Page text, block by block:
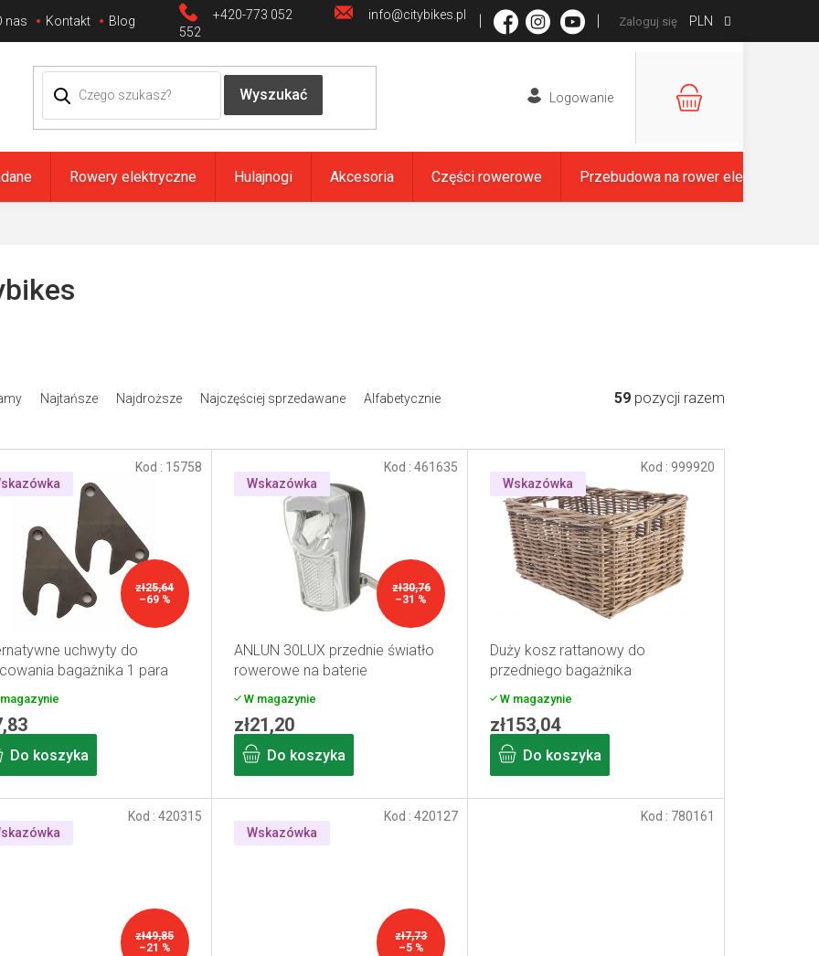
+420-773 052
552
info@citybikes.pl
nas Kontakt Blog PLN
Zaloguj się
KOSZYK
Rowery elektryczne Hulajnogi Akcesoria Części rowerowe Przebudowa na rower elektryczny
Najtańsze Najdroższe Najczęściej sprzedawane Alfabetycznie 59 pozycji razem
zł25,64
–69 %
uchwyty do
bagażnika 1 para
Do koszyka
Kod : 15758
Wskazówka
zł30,76
–31 %
ANLUN 30LUX przednie światło
rowerowe na baterie
W magazynie
zł21,20
Do koszyka
Kod :461635
Wskazówka
Duży kosz rattanowy do
przedniego bagażnika
W magazynie
zł153,04
Do koszyka
Kod : 999920
zł49,85
–21 %
Kod : 420315
Wskazówka
zł7,73
–5 %
Kod :420127 Kod : 780161